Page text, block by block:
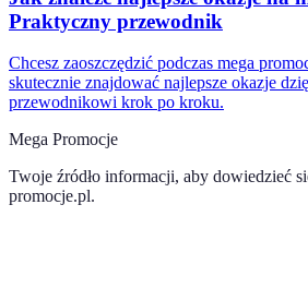
Praktyczny przewodnik
Chcesz zaoszczędzić podczas mega
skutecznie znajdować najlepsze okazje
przewodnikowi krok po kroku.
Mega Promocje
Twoje źródło informacji, aby dowiedzieć
promocje.pl.